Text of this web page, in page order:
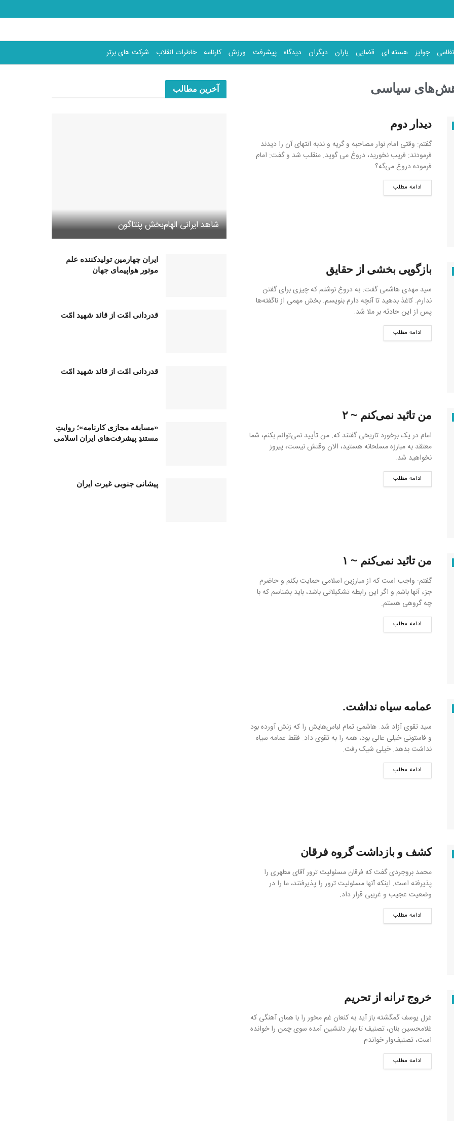
نظامی جوایز هسته ای قضایی یاران دیگران دیدگاه پیشرفت ورزش کارنامه خاطرات انقلاب شرکت های برتر
سیاسی
دیدار دوم
گفتم: وقتی امام نوار مصاحبه و گریه و ندبه انتهای آن را دیدند
فرمودند: فریب نخورید، دروغ می گوید. منقلب شد و گفت: امام
فرموده دروغ می‌گه؟
ادامه مطلب
بازگویی بخشی از حقایق
سید مهدی هاشمی گفت: به دروغ نوشتم که چیزی برای گفتن
ندارم. کاغذ بدهید تا آنچه دارم بنویسم. بخش مهمی از ناگفته‌ها
پس از این حادثه بر ملا شد.
ادامه مطلب
من تائید نمی‌کنم ~ ۲
امام در یک برخورد تاریخی گفتند که: من تأیید نمی‌توانم بکنم، شما
معتقد به مبارزه مسلحانه هستید، الان وقتش نیست، پیروز
نخواهید شد.
ادامه مطلب
من تائید نمی‌کنم ~ ۱
گفتم: واجب است که از مبارزین اسلامی حمایت بکنم و حاضرم
جزء آنها باشم و اگر این رابطه تشکیلاتی باشد، باید بشناسم که با
چه گروهی هستم.
ادامه مطلب
عمامه سیاه نداشت.
سید تقوی آزاد شد. هاشمی تمام لباس‌هایش را که زنش آورده بود
و فاستونی خیلی عالی بود، همه را به تقوی داد. فقط عمامه سیاه
نداشت بدهد. خیلی شیک رفت.
ادامه مطلب
کشف و بازداشت گروه فرقان
محمد بروجردی گفت که فرقان مسئولیت ترور آقای مطهری را
پذیرفته است. اینکه آنها مسئولیت ترور را پذیرفتند، ما را در
وضعیت عجیب و غریبی قرار داد.
ادامه مطلب
خروج ترانه از تحریم
غزل یوسف گمگشته باز آید به کنعان غم مخور را با همان آهنگی که
غلامحسین بنان، تصنیف تا بهار دلنشین آمده سوی چمن را خوانده
است، تصنیف‌وار خواندم.
ادامه مطلب
آخرین مطالب
شاهد ایرانی الهام‌بخش پنتاگون
ایران چهارمین تولیدکننده علم
موتور هواپیمای جهان
قدردانی امّت از قائد شهید امّت
قدردانی امّت از قائد شهید امّت
«مسابقه مجازی کارنامه»؛ روایتِ
مستندِ پیشرفت‌های ایران اسلامی
پیشانی جنوبی غیرت ایران